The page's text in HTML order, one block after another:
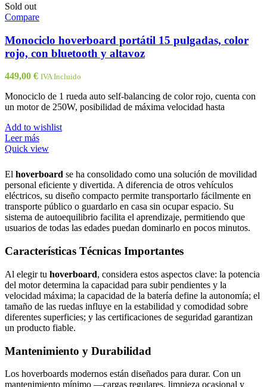
Sold out
Compare
Monociclo hoverboard portátil 15 pulgadas, color
rojo, con bluetooth y altavoz
449,00 € IVA Incluido
Monociclo de 1 rueda auto self-balancing de color rojo, cuenta con
un motor de 250W, posibilidad de máxima velocidad hasta
Add to wishlist
Leer más
Quick view
El hoverboard se ha consolidado como una solución de movilidad
personal eficiente y divertida. A diferencia de otros vehículos
eléctricos, su diseño compacto permite transportarlo fácilmente en
transporte público o guardarlo en casa sin ocupar espacio. Su
sistema de autoequilibrio facilita el aprendizaje, permitiendo que
usuarios de todas las edades puedan dominarlo en pocos minutos.
Características Técnicas Importantes
Al elegir tu hoverboard, considera estos aspectos clave: la potencia
del motor determina la capacidad para subir pendientes y la
velocidad máxima; la capacidad de la batería define la autonomía; el
tamaño de las ruedas influye en la estabilidad y comodidad sobre
diferentes superficies; y las certificaciones de seguridad garantizan
un producto fiable.
Mantenimiento y Durabilidad
Los hoverboards modernos están diseñados para durar. Con un
mantenimiento mínimo —cargas regulares, limpieza ocasional y